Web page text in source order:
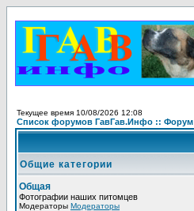
Текущее время 10/08/2026 12:08
Список форумов ГавГав.Инфо :: Форум
Общие категории
Общая
Фотографии наших питомцев
Модераторы Модераторы